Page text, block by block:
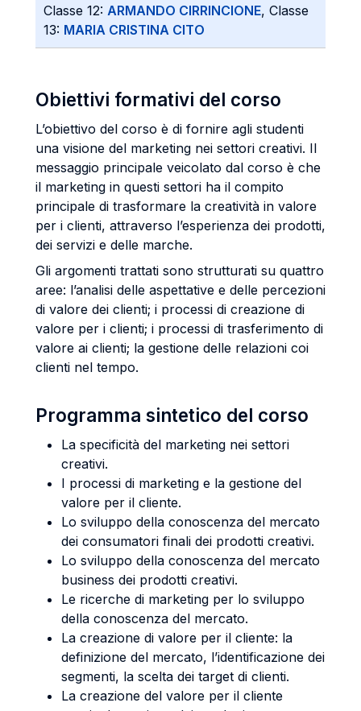
Classe 12: ARMANDO CIRRINCIONE, Classe
13: MARIA CRISTINA CITO
Obiettivi formativi del corso
L’obiettivo del corso è di fornire agli studenti
una visione del marketing nei settori creativi. Il
messaggio principale veicolato dal corso è che
il marketing in questi settori ha il compito
principale di trasformare la creatività in valore
per i clienti, attraverso l’esperienza dei prodotti,
dei servizi e delle marche.
Gli argomenti trattati sono strutturati su quattro
aree: l’analisi delle aspettative e delle percezioni
di valore dei clienti; i processi di creazione di
valore per i clienti; i processi di trasferimento di
valore ai clienti; la gestione delle relazioni coi
clienti nel tempo.
Programma sintetico del corso
La specificità del marketing nei settori
creativi.
I processi di marketing e la gestione del
valore per il cliente.
Lo sviluppo della conoscenza del mercato
dei consumatori finali dei prodotti creativi.
Lo sviluppo della conoscenza del mercato
business dei prodotti creativi.
Le ricerche di marketing per lo sviluppo
della conoscenza del mercato.
La creazione di valore per il cliente: la
definizione del mercato, l’identificazione dei
segmenti, la scelta dei target di clienti.
La creazione del valore per il cliente